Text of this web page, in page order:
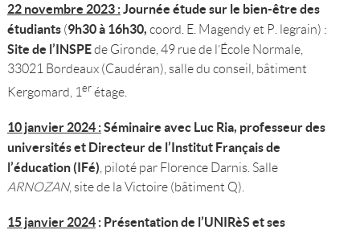
22 novembre 2023 :Journée étude sur le bien-être des
étudiants(9h30 à 16h30, coord. E. Magendy et P. legrain) :
Site de l’INSPEde Gironde, 49 rue de l’École Normale,
33021 Bordeaux (Caudéran), salle du conseil, bâtiment
Kergomard, 1 er étage.
10 janvier 2024 :Séminaire avec Luc Ria, professeur des
universités et Directeur de l’Institut Français de
l’éducation (IFé) , piloté par Florence Darnis. Salle
ARNOZAN, site de la Victoire (bâtiment Q).
15 janvier 2024: Présentation de l’UNIRèS et ses